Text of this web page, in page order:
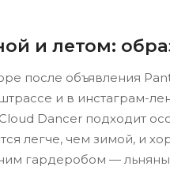
и летом:
после объявления
и в инстаграм-
Dancer подходит
легче, чем зимой, и
гардеробом —